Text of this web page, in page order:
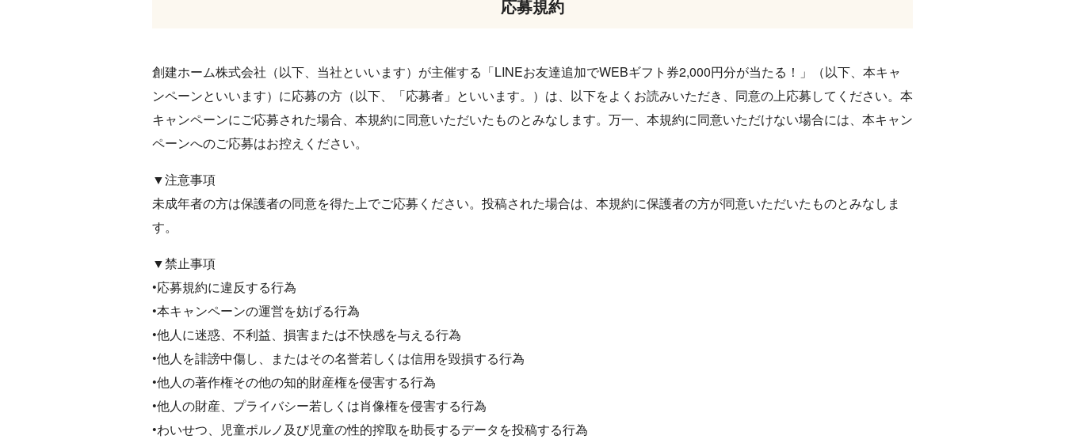
応募規約
創建ホーム株式会社（以下、当社といいます）が主催する「LINEお友達追加でWEBギフト券2,000円分が当たる！」（以下、本キャ
ンペーンといいます）に応募の方（以下、「応募者」といいます。）は、以下をよくお読みいただき、同意の上応募してください。本
キャンペーンにご応募された場合、本規約に同意いただいたものとみなします。万一、本規約に同意いただけない場合には、本キャン
ペーンへのご応募はお控えください。
▼注意事項
未成年者の⽅は保護者の同意を得た上でご応募ください。投稿された場合は、本規約に保護者の方が同意いただいたものとみなしま
す。
▼禁止事項
•応募規約に違反する行為
•本キャンペーンの運営を妨げる行為
•他人に迷惑、不利益、損害または不快感を与える行為
•他人を誹謗中傷し、またはその名誉若しくは信用を毀損する行為
•他人の著作権その他の知的財産権を侵害する行為
•他人の財産、プライバシー若しくは肖像権を侵害する行為
•わいせつ、児童ポルノ及び児童の性的搾取を助長するデータを投稿する行為